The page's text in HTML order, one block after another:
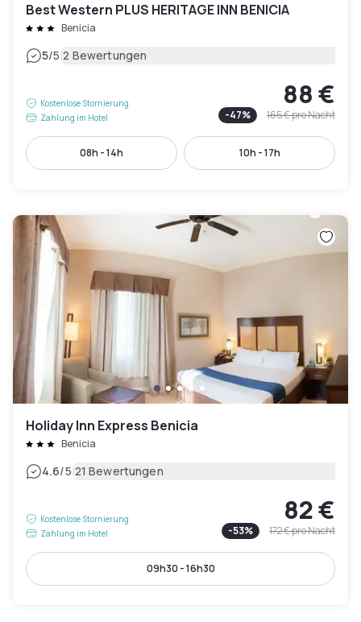
Best Western PLUS HERITAGE INN BENICIA
Benicia
5/5|2 Bewertungen
Kostenlose Stornierung
Zahlung im Hotel
88 €
-47% 165 €pro Nacht
08h - 14h 10h - 17h
Holiday Inn Express Benicia
Benicia
4.6/5|21 Bewertungen
Kostenlose Stornierung
Zahlung im Hotel
82 €
-53% 172 €pro Nacht
09h30 - 16h30